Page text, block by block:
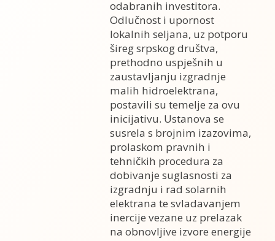
odabranih investitora.
Odlučnost i upornost
lokalnih seljana, uz potporu
šireg srpskog društva,
prethodno uspješnih u
zaustavljanju izgradnje
malih hidroelektrana,
postavili su temelje za ovu
inicijativu. Ustanova se
susrela s brojnim izazovima,
prolaskom pravnih i
tehničkih procedura za
dobivanje suglasnosti za
izgradnju i rad solarnih
elektrana te svladavanjem
inercije vezane uz prelazak
na obnovljive izvore energije